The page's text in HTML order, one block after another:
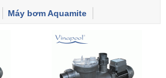
Máy bơm Aquamite